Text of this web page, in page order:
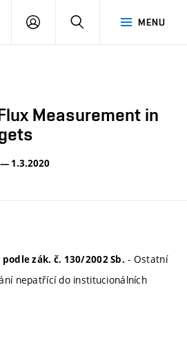
MENU
PŘIHLÁSIT
Measurement in
1.3.2020
zák. č. 130/2002 Sb. - Ostatní
nepatřící do institucionálních